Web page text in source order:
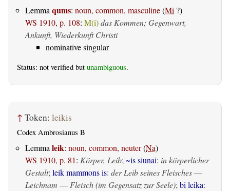
Lemma qums: noun, common, masculine(Mi ?)
WS 1910, p. 108: M(i)das Kommen; Gegenwart,
Ankunft, Wiederkunft Christi
nominative singular
Status: not verified but unambiguous.
↑ Token: leikis
Codex Ambrosianus B
Lemmaleik: noun, common, neuter(Na)
WS 1910, p. 81: Körper, Leib;~is siunai: in körperlicher
Gestalt;leik mammons is: der Leib seines Fleisches—
Leichnam —Fleisch (im Gegensatz zur Seele);bi leika: